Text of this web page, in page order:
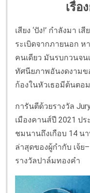
เรื่อ
เสียง ‘ปัง!’ กำลังมา
ระเบิดจากภายนอก ห
คนเดียว มันรบกวนจน
ทัศนียภาพอันงดงามข
ก้องในหัวเธอมีต้นตอ
การันตีด้วยรางวัล
เมืองคานส์ปี 2021 ปร
ชมนานถึงเกือบ 14 น
ล่าสุดของผู้กำกับ เจ้ย
รางวัลปาล์มทองคำ